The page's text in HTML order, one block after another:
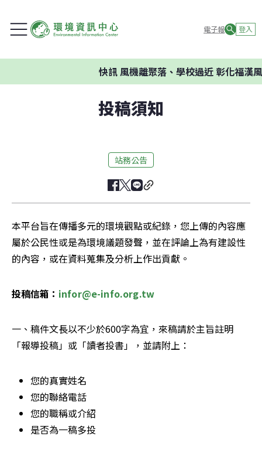
電子報 登入
快訊風機離聚落、學校過近 彰化福漢風
投稿須知
站務公告
本平台旨在傳播多元的環境觀點或紀錄，您上傳的內容應
屬於公民性或是為環境議題發聲，並在評論上為有建設性
的內容，或在資料蒐集及分析上作出貢獻。
投稿信箱： infor@e-info.org.tw
一、稿件文長以不少於600字為宜，來稿請於主旨註明
「報導投稿」或「讀者投書」，並請附上：
您的真實姓名
您的聯絡電話
您的職稱或介紹
是否為一稿多投